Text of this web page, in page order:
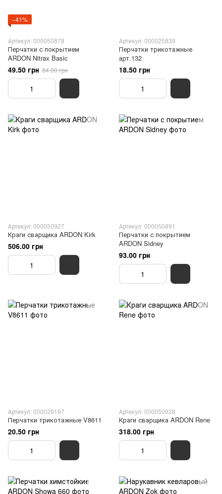
−41%
Артикул: 000050878
Перчатки с покрытием
ARDON Nitrax Basic
49.50 грн 84.00 грн
Артикул: 000025839
Перчатки трикотажные
арт.132
18.50 грн
Артикул: 000050927
Краги сварщика ARDON Kirk
506.00 грн
Артикул: 000050891
Перчатки с покрытием
ARDON Sidney
93.00 грн
Артикул: 000029197
Перчатки трикотажные V8611
20.50 грн
Артикул: 000050928
Краги сварщика ARDON Rene
318.00 грн